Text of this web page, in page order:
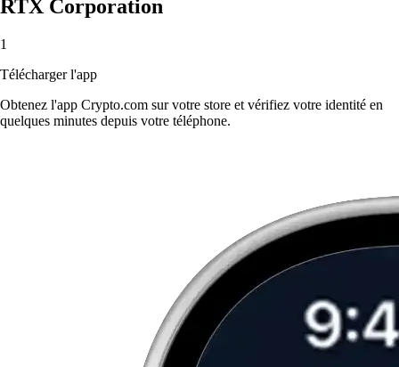
RTX Corporation
1
Télécharger l'app
Obtenez l'app Crypto.com sur votre store et vérifiez votre identité en
quelques minutes depuis votre téléphone.